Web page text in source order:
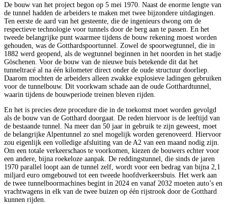
De bouw van het project begon op 5 mei 1970. Naast de enorme lengte van
de tunnel hadden de arbeiders te maken met twee bijzondere uitdagingen.
Ten eerste de aard van het gesteente, die de ingenieurs dwong om de
respectieve technologie voor tunnels door de berg aan te passen. En het
tweede belangrijke punt waarmee tijdens de bouw rekening moest worden
gehouden, was de Gotthardspoortunnel. Zowel de spoorwegtunnel, die in
1882 werd geopend, als de wegtunnel beginnen in het noorden in het stadje
Göschenen. Voor de bouw van de nieuwe buis betekende dit dat het
tunneltracé al na één kilometer direct onder de oude structuur doorliep.
Daarom mochten de arbeiders alleen zwakke explosieve ladingen gebruiken
voor de tunnelbouw. Dit voorkwam schade aan de oude Gotthardtunnel,
waarin tijdens de bouwperiode treinen bleven rijden.
En het is precies deze procedure die in de toekomst moet worden gevolgd
als de bouw van de Gotthard doorgaat. De reden hiervoor is de leeftijd van
de bestaande tunnel. Na meer dan 50 jaar in gebruik te zijn geweest, moet
de belangrijke Alpentunnel zo snel mogelijk worden gerenoveerd. Hiervoor
zou eigenlijk een volledige afsluiting van de A2 van een maand nodig zijn.
Om een totale verkeerschaos te voorkomen, kiezen de bouwers echter voor
een andere, bijna roekeloze aanpak. De reddingstunnel, die sinds de jaren
1970 parallel loopt aan de tunnel zelf, wordt voor een bedrag van bijna 2,1
miljard euro omgebouwd tot een tweede hoofdverkeersbuis. Het werk aan
de twee tunnelboormachines begint in 2024 en vanaf 2032 moeten auto’s en
vrachtwagens in elk van de twee buizen op één rijstrook door de Gotthard
kunnen rijden.